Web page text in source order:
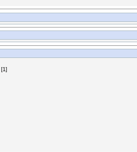
[1]